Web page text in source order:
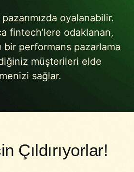
oyalanabilir.
fintech’lere odaklanan,
bir performans pazarlama
müşterileri elde
sağlar.
Çıldırıyorlar!